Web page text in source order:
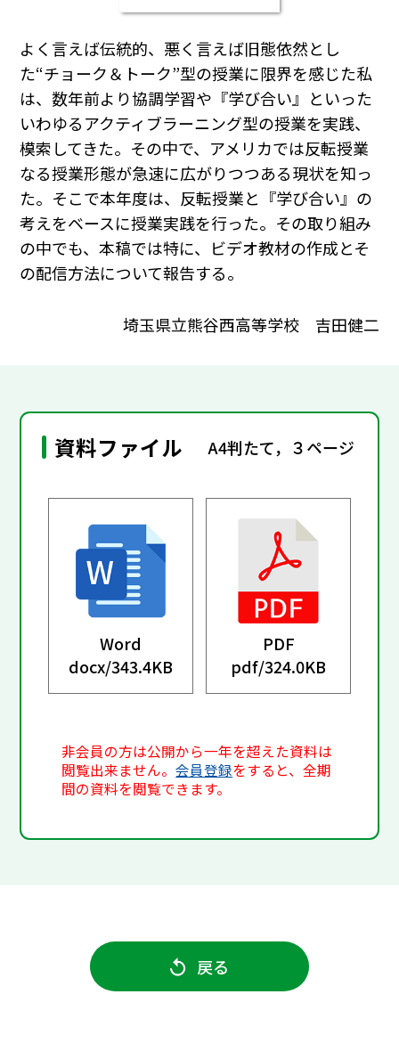
よく言えば伝統的、悪く言えば旧態依然とし
た“チョーク＆トーク”型の授業に限界を感じた私
は、数年前より協調学習や『学び合い』といった
いわゆるアクティブラーニング型の授業を実践、
模索してきた。その中で、アメリカでは反転授業
なる授業形態が急速に広がりつつある現状を知っ
た。そこで本年度は、反転授業と『学び合い』の
考えをベースに授業実践を行った。その取り組み
の中でも、本稿では特に、ビデオ教材の作成とそ
の配信方法について報告する。
埼玉県立熊谷西高等学校 吉田健二
資料ファイル A4判たて，３ページ
Word
docx/343.4KB
PDF
pdf/324.0KB
非会員の方は公開から一年を超えた資料は
閲覧出来ません。会員登録をすると、全期
間の資料を閲覧できます。
戻る